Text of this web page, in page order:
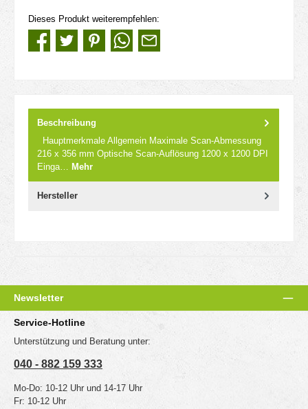
Dieses Produkt weiterempfehlen:
Beschreibung
Hauptmerkmale Allgemein Maximale Scan-Abmessung
216 x 356 mm Optische Scan-Auflösung 1200 x 1200 DPI
Einga… Mehr
Hersteller
Newsletter
Service-Hotline
Unterstützung und Beratung unter:
040 - 882 159 333
Mo-Do: 10-12 Uhr und 14-17 Uhr
Fr: 10-12 Uhr